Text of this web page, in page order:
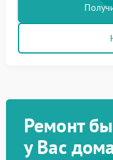
Ремонт
у Вас